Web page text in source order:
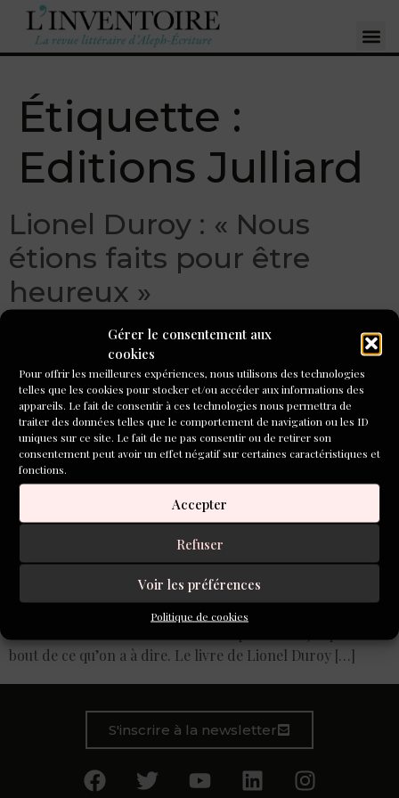
Gérer le consentement aux
cookies
Pour offrir les meilleures expériences, nous utilisons des technologies
telles que les cookies pour stocker et/ou accéder aux informations des
appareils. Le fait de consentir à ces technologies nous permettra de
traiter des données telles que le comportement de navigation ou les ID
uniques sur ce site. Le fait de ne pas consentir ou de retirer son
consentement peut avoir un effet négatif sur certaines caractéristiques et
fonctions.
Accepter
Refuser
Voir les préférences
Politique de cookies
Étiquette :
Editions Julliard
Lionel Duroy : « Nous
étions faits pour être
heureux »
Il y a des livres qu’il faut lire quand on veut être écrivain.
Quand on veut savoir ce que ça produit autour de soi, ce
que ça implique dans sa propre vie, ce que cela demande
bout de ce qu’on a à dire. Le livre de Lionel Duroy […]
S'inscrire à la newsletter